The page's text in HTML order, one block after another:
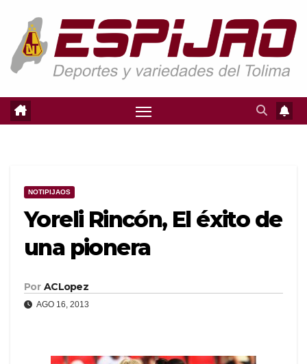
contenido
NOTIPIJAOS
Yoreli Rincón, El éxito de
una pionera
Por ACLopez
AGO 16, 2013